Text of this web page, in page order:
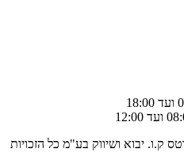
© 2025 וי פארטס ק.ו. יבוא ושיווק בע"מ כל הזכויות